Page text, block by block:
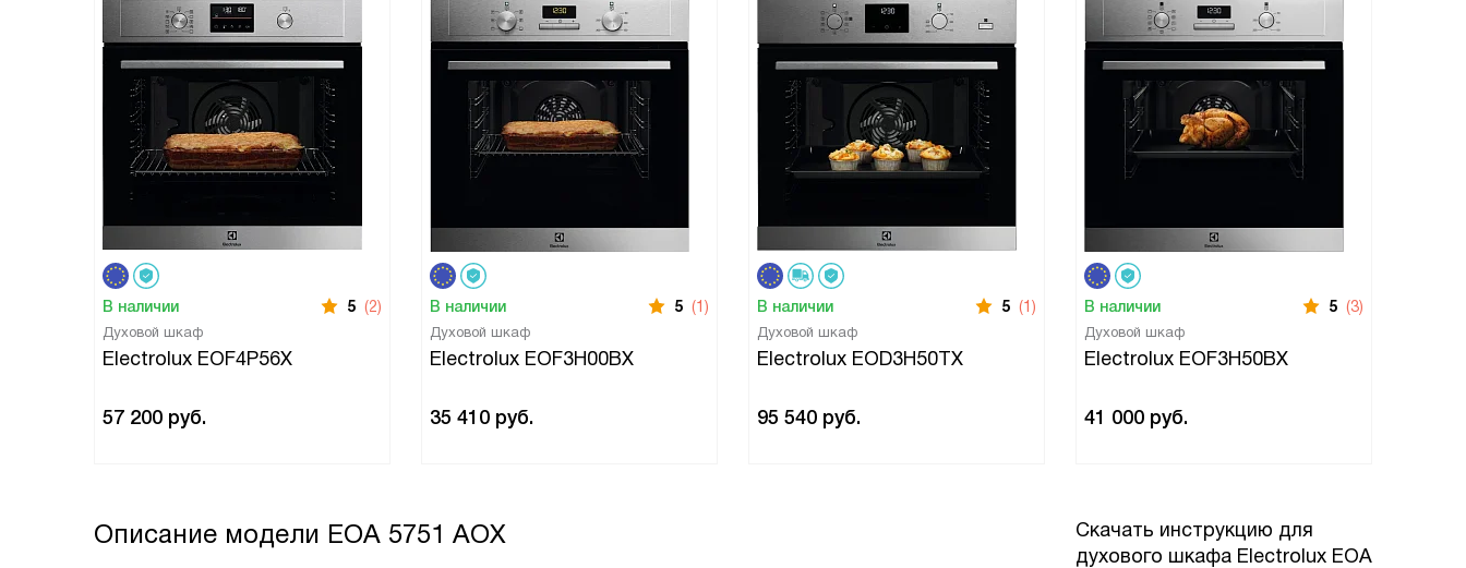
В наличии 5 (2)
Духовой шкаф
Electrolux EOF4P56X
57 200 руб.
В наличии 5 (1)
Духовой шкаф
Electrolux EOF3H00BX
35 410 руб.
В наличии 5 (1)
Духовой шкаф
Electrolux EOD3H50TX
95 540 руб.
В наличии 5 (3)
Духовой шкаф
Electrolux EOF3H50BX
41 000 руб.
Скачать инструкцию для
духового шкафа Electrolux EOA
Описание модели EOA 5751 AOX